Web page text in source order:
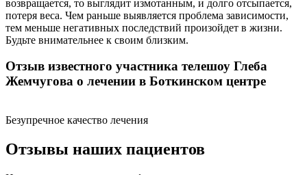
возвращается, то выглядит измотанным, и долго отсыпается,
потеря веса. Чем раньше выявляется проблема зависимости,
тем меньше негативных последствий произойдет в жизни.
Будьте внимательнее к своим близким.
Отзыв известного участника телешоу Глеба
Жемчугова о лечении в Боткинском центре
Безупречное качество лечения
Отзывы наших пациентов